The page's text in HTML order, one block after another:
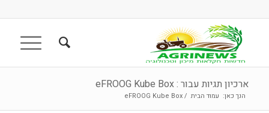
ארכיון תגיות עבור : eFROOG Kube Box
הנך כאן: עמוד הבית /
eFROOG Kube Box